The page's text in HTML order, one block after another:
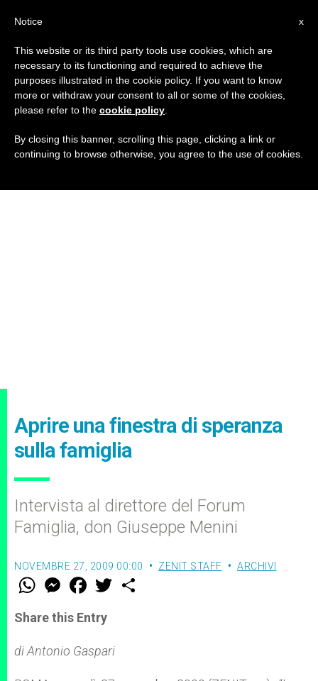
Aprire una finestra di speranza
sulla famiglia
Intervista al direttore del Forum
Famiglia, don Giuseppe Menini
NOVEMBRE 27, 2009 00:00 ZENIT STAFF ARCHIVI
W
t
s
p
p
M
e
s
e
g
e
F
a
e
b
o
k
w
Share this Entry
di Antonio Gaspari
x
Notice
This website or its third party tools use cookies, which are
necessary to its functioning and required to achieve the
purposes illustrated in the cookie policy. If you want to know
more or withdraw your consent to all or some of the cookies,
please refer to the cookie policy
By closing this banner, scrolling this page, clicking a link or
continuing to browse otherwise, you agree to the use of cookies.